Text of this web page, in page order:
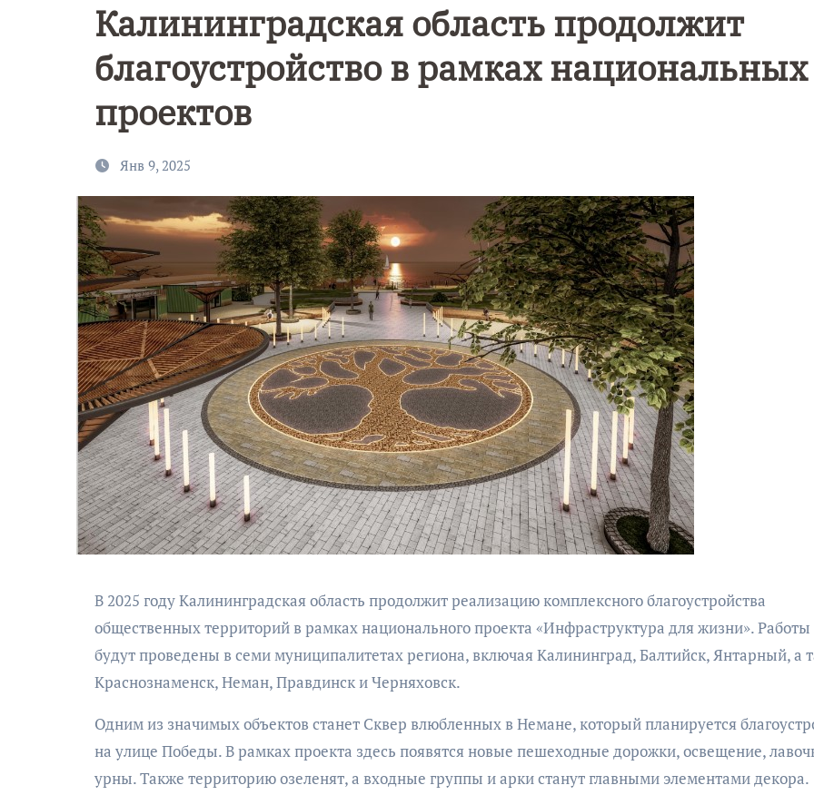
Калининградская область продолжит
благоустройство в рамках национальных
проектов
Янв 9, 2025
В 2025 году Калининградская область продолжит реализацию комплексного благоустройства
общественных территорий в рамках национального проекта «Инфраструктура для жизни». Работы
будут проведены в семи муниципалитетах региона, включая Калининград, Балтийск, Янтарный, а
Краснознаменск, Неман, Правдинск и Черняховск.
Одним из значимых объектов станет Сквер влюбленных в Немане, который планируется
на улице Победы. В рамках проекта здесь появятся новые пешеходные дорожки, освещение,
урны. Также территорию озеленят, а входные группы и арки станут главными элементами декора.
9 Мая — День
Победы!
Уникальное
северное
сияние
запечатлели
над Балтикой
АФИША
поэтический
моноспектакль
«Исповедь в четыре
АФИША
КУЛЬТУРА
ОБЩЕСТВО
Николай Патрушев
поддержал
проведение в
АФИША
Организаторы
фестиваля
«Открытое